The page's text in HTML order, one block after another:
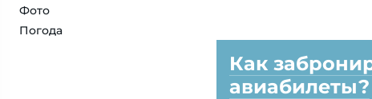
Фото
Погода
Как
авиабилеты?